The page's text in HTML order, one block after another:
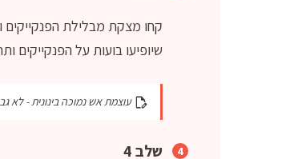
קחו מצקת מבלילת
שיופיעו בועות על הפנקייקים
עוצמת אש נמוכה בינונית - לא
שלב 4